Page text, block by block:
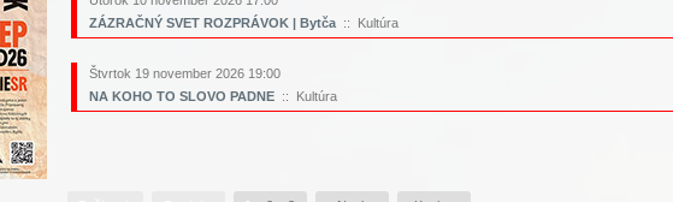
ZÁZRAČNÝ SVET ROZPRÁVOK | Bytča:: Kultúra
Štvrtok 19 november 2026 19:00
NA KOHO TO SLOVO PADNE:: Kultúra